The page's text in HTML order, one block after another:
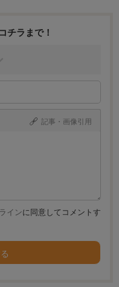
チラまで！
記事・画像引用
インに同意してコメントす